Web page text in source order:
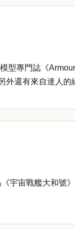
專門誌《
還有來自達人
宙戰艦大和號